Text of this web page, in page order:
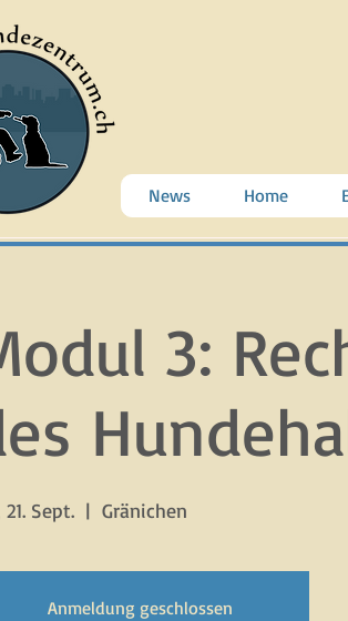
News Home
3:
21. Sept.
  |
Gränichen
Anmeldung geschlossen